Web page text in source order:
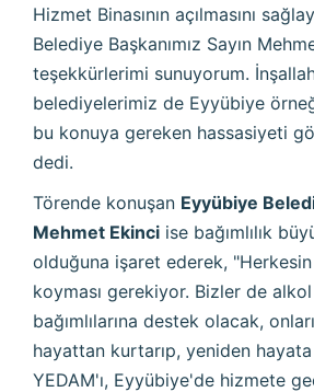
Hizmet Binasının açılmasını
Belediye Başkanımız Sayın
teşekkürlerimi sunuyorum.
belediyelerimiz de Eyyübiye
bu konuya gereken hassasiyeti
dedi.
Törende konuşan Eyyübiye
Mehmet Ekinci ise bağımlılık
olduğuna işaret ederek, "Herkesin
koyması gerekiyor. Bizler de
bağımlılarına destek olacak,
hayattan kurtarıp, yeniden
YEDAM'ı, Eyyübiye'de hizmete